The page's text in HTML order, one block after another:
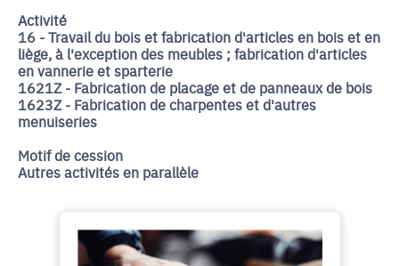
Activité
16 - Travail du bois et fabrication d'articles en bois et en
liège, à l'exception des meubles ; fabrication d'articles
en vannerie et sparterie
1621Z - Fabrication de placage et de panneaux de bois
1623Z - Fabrication de charpentes et d'autres
menuiseries
Motif de cession
Autres activités en parallèle